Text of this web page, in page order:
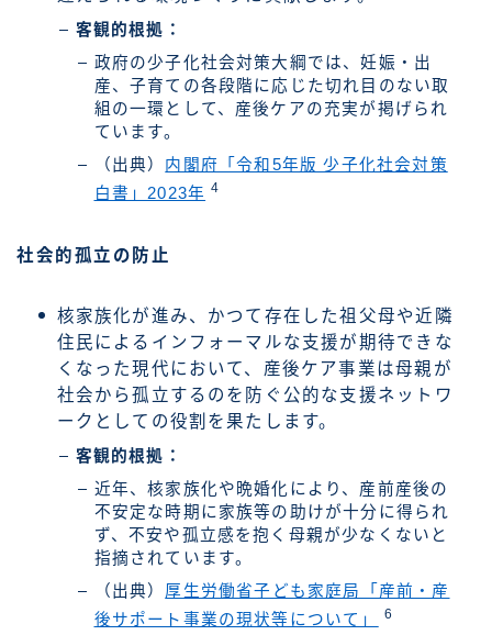
客観的根拠：
政府の少子化社会対策大綱では、妊娠・出
産、子育ての各段階に応じた切れ目のない取
組の一環として、産後ケアの充実が掲げられ
ています。
（出典） 内閣府「令和5年版 少子化社会対策
白書」2023年 4
社会的孤立の防止
核家族化が進み、かつて存在した祖父母や近隣
住民によるインフォーマルな支援が期待できな
くなった現代において、産後ケア事業は母親が
社会から孤立するのを防ぐ公的な支援ネットワ
ークとしての役割を果たします。
客観的根拠：
近年、核家族化や晩婚化により、産前産後の
不安定な時期に家族等の助けが十分に得られ
ず、不安や孤立感を抱く母親が少なくないと
指摘されています。
（出典） 厚生労働省子ども家庭局「産前・産
後サポート事業の現状等について」
6